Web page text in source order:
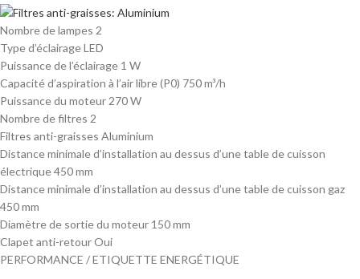
Nombre de lampes 2
Type d’éclairage LED
Puissance de l’éclairage 1 W
Capacité d’aspiration à l’air libre (P0) 750 m³/h
Puissance du moteur 270 W
Nombre de filtres 2
Filtres anti-graisses Aluminium
Distance minimale d’installation au dessus d’une table de cuisson
électrique 450 mm
Distance minimale d’installation au dessus d’une table de cuisson gaz
450 mm
Diamètre de sortie du moteur 150 mm
Clapet anti-retour Oui
PERFORMANCE / ETIQUETTE ENERGÉTIQUE